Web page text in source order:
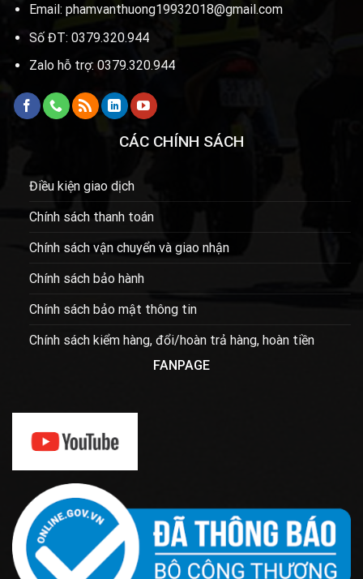
Email: phamvanthuong19932018@gmail.com
Số ĐT: 0379.320.944
Zalo hỗ trợ: 0379.320.944
CÁC CHÍNH SÁCH
Điều kiện giao dịch
Chính sách thanh toán
Chính sách vận chuyển và giao nhận
Chính sách bảo hành
Chính sách bảo mật thông tin
Chính sách kiểm hàng, đổi/hoàn trả hàng, hoàn tiền
FANPAGE